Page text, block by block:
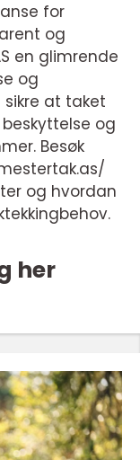
for
og
en glimrende
og
at taket
og
Besøk
og hvordan
her